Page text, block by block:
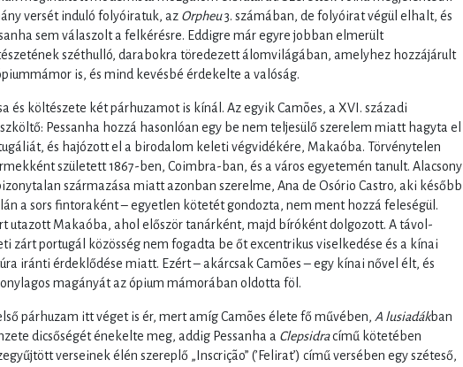
versét induló folyóiratuk, az Orpheu3. számában, de folyóirat végül elhalt, és
sem válaszolt a felkérésre. Eddigre már egyre jobban elmerült
széthulló, darabokra töredezett álomvilágában, amelyhez hozzájárult
is, és mind kevésbé érdekelte a valóság.
és költészete két párhuzamot is kínál. Az egyik Camões, a XVI. századi
Pessanha hozzá hasonlóan egy be nem teljesülő szerelem miatt hagyta el
és hajózott el a birodalom keleti végvidékére, Makaóba. Törvénytelen
született 1867-ben, Coimbra-ban, és a város egyetemén tanult. Alacsony
származása miatt azonban szerelme, Ana de Osório Castro, aki később
a sors fintoraként – egyetlen kötetét gondozta, nem ment hozzá feleségül.
utazott Makaóba, ahol először tanárként, majd bíróként dolgozott. A távol-
zárt portugál közösség nem fogadta be őt excentrikus viselkedése és a kínai
iránti érdeklődése miatt. Ezért – akárcsak Camões – egy kínai nővel élt, és
magányát az ópium mámorában oldotta föl.
párhuzam itt véget is ér, mert amíg Camões élete fő művében, A lusiadákban
dicsőségét énekelte meg, addig Pessanha a Clepsidracímű kötetében
verseinek élén szereplő „Inscrição” (’Felirat’) című versében egy széteső,